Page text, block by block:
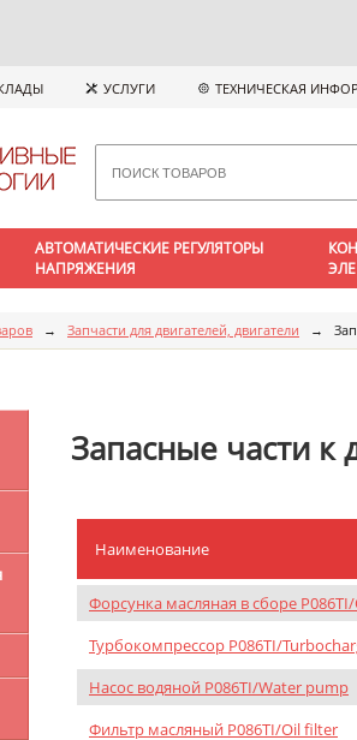
УСЛУГИ ТЕХНИЧЕСКАЯ
АВТОМАТИЧЕСКИЕ РЕГУЛЯТОРЫ
НАПРЯЖЕНИЯ
→ Запчасти для двигателей, двигатели →
Запасные части к
Наименование
Форсунка масляная в сборе
Турбокомпрессор P086TI/
Насос водяной P086TI/Water pump
Фильтр масляный P086TI/Oil filter